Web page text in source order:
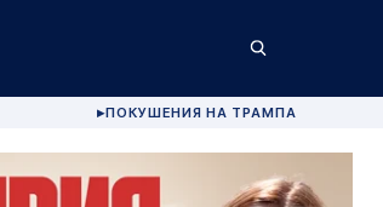
▶ПОКУШЕНИЯ НА ТРАМПА